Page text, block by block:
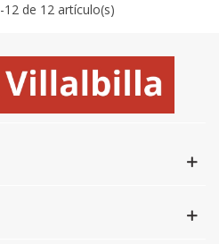
-12 de 12 artículo(s)